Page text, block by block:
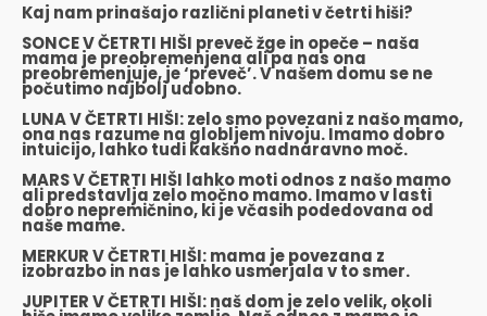
Kaj nam prinašajo različni planeti v četrti hiši?
SONCE V ČETRTI HIŠI preveč žge in opeče – naša
mama je preobremenjena ali pa nas ona
preobremenjuje, je ‘preveč’. V našem domu se ne
počutimo najbolj udobno.
LUNA V ČETRTI HIŠI: zelo smo povezani z našo mamo,
ona nas razume na globljem nivoju. Imamo dobro
intuicijo, lahko tudi kakšno nadnaravno moč.
MARS V ČETRTI HIŠI lahko moti odnos z našo mamo
ali predstavlja zelo močno mamo. Imamo v lasti
dobro nepremičnino, ki je včasih podedovana od
naše mame.
MERKUR V ČETRTI HIŠI: mama je povezana z
izobrazbo in nas je lahko usmerjala v to smer.
JUPITER V ČETRTI HIŠI: naš dom je zelo velik, okoli